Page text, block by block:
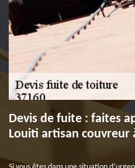
Devis de fuite : faites
Louiti artisan couvreur